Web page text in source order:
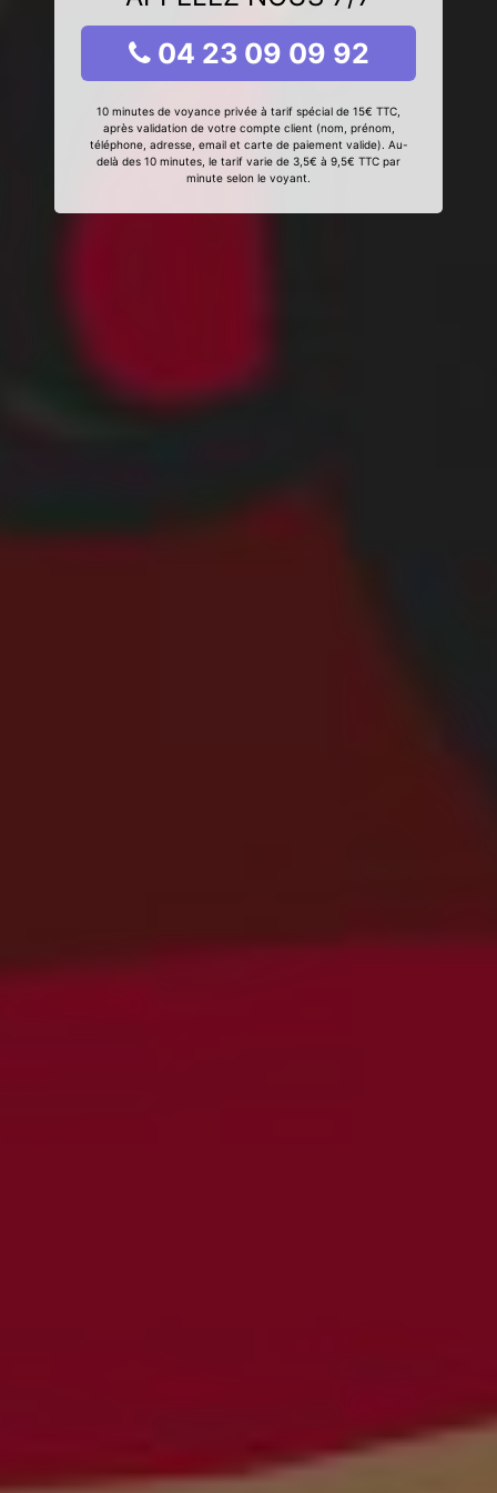
04 23 09 09 92
10 minutes de voyance privée à tarif spécial de 15€ TTC,
après validation de votre compte client (nom, prénom,
téléphone, adresse, email et carte de paiement valide). Au-
delà des 10 minutes, le tarif varie de 3,5€ à 9,5€ TTC par
minute selon le voyant.